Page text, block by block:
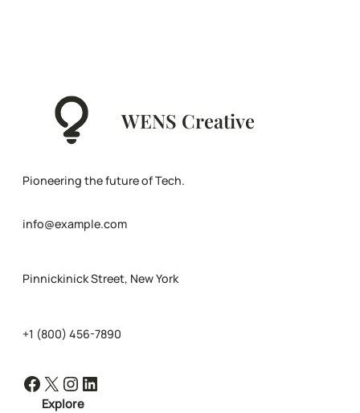
WENS Creative
Pioneering the future of Tech.
info@example.com
Pinnickinick Street, New York
+1 (800) 456-7890
Facebook X Instagram LinkedIn
Explore